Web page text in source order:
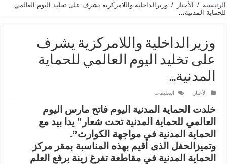
الرئيسية / الأخبار / وزيرالداخلية واللامركزية يشرف على تخليد اليوم العالمي
للحماية المدنية…
وزيرالداخلية واللامركزية يشرف
على تخليد اليوم العالمي للحماية
المدنية…
الأخبار التعليقات
واللامركزية
يشرف
على
تخليد
اليوم
العالمي
للحماية
المدنية…
مغلقة
خلدت الحماية المدنية اليوم فاتح مارس اليوم
العالمي للحماية المدنية تحت شعار” يدا بيد مع
الحماية المدنية في مواجهة الكوارث”.
وتميزالحفل الذى أقيم بهذه المناسبة بمقر مركز
الحماية المدنية في مقاطعة تفرغ زينة برفع العلم